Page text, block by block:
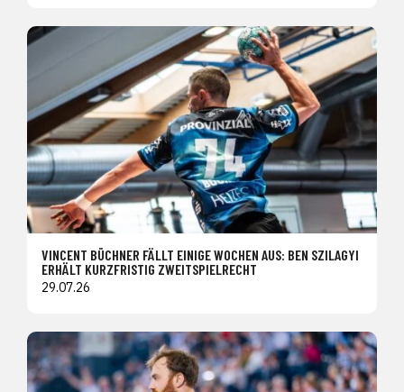
VINCENT BÜCHNER FÄLLT EINIGE WOCHEN AUS: BEN SZILAGYI
ERHÄLT KURZFRISTIG ZWEITSPIELRECHT
29.07.26